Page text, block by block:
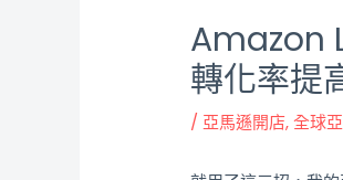
Amazon
轉化率提
/ 亞馬遜開店,全球